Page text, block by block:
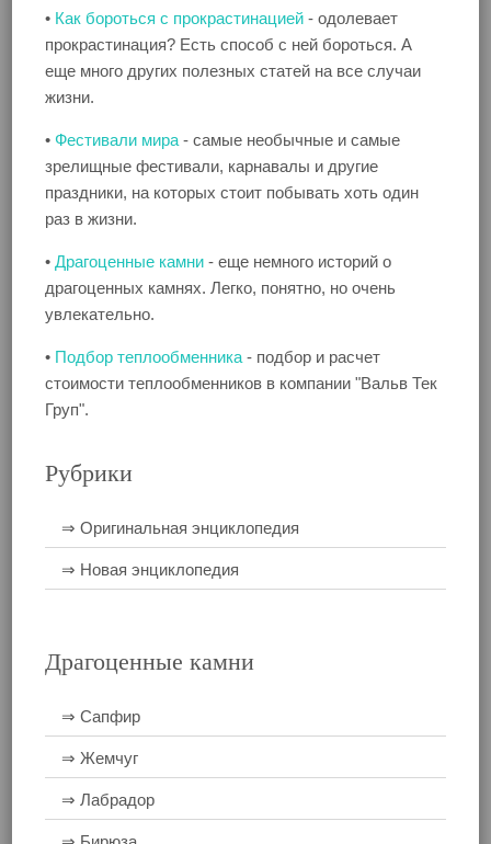
• Как бороться с прокрастинацией - одолевает
прокрастинация? Есть способ с ней бороться. А
еще много других полезных статей на все случаи
жизни.
•Фестивали мира - самые необычные и самые
зрелищные фестивали, карнавалы и другие
праздники, на которых стоит побывать хоть один
раз в жизни.
•Драгоценные камни - еще немного историй о
драгоценных камнях. Легко, понятно, но очень
увлекательно.
• Подбор теплообменника - подбор и расчет
стоимости теплообменников в компании "Вальв Тек
Груп".
Рубрики
⇒ Оригинальная энциклопедия
⇒ Новая энциклопедия
Драгоценные камни
⇒ Сапфир
⇒ Жемчуг
⇒ Лабрадор